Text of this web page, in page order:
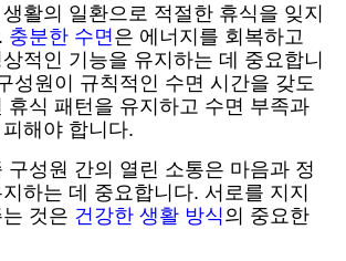
활의 일환으로 적절한 휴식을 잊지
충분한 수면 은 에너지를 회복하고
적인 기능을 유지하는 데 중요합니
성원이 규칙적인 수면 시간을 갖도
휴식 패턴을 유지하고 수면 부족과
해야 합니다.
구성원 간의 열린 소통은 마음과 정
하는 데 중요합니다. 서로를 지지
것은 건강한 생활 방식의 중요한